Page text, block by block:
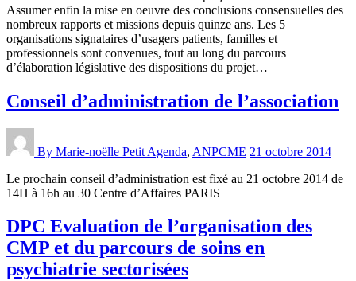
Assumer enfin la mise en oeuvre des conclusions consensuelles des
nombreux rapports et missions depuis quinze ans. Les 5
organisations signataires d’usagers patients, familles et
professionnels sont convenues, tout au long du parcours
d’élaboration législative des dispositions du projet…
Conseil d’administration de l’association
By Marie-noëlle Petit Agenda, ANPCME 21 octobre 2014
Le prochain conseil d’administration est fixé au 21 octobre 2014 de
14H à 16h au 30 Centre d’Affaires PARIS
DPC Evaluation de l’organisation des
CMP et du parcours de soins en
psychiatrie sectorisées